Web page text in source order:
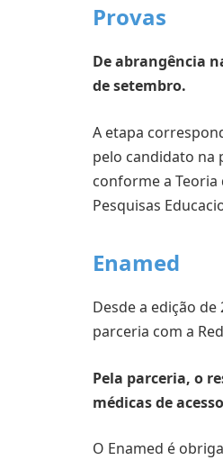
Provas
De abrangência
de setembro.
A etapa
pelo candidato na
conforme a Teoria
Pesquisas
Enamed
Desde a edição
parceria com a
Pela parceria, o
médicas de
O Enamed é